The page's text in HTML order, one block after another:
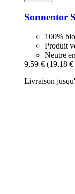
Sonnentor
100% bio
Produit
Neutre
9,59 € (19,18
Livraison